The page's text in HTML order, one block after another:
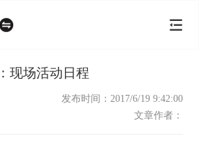
现场活动日程
发布时间：2017/6/19 9:42:00
文章作者：